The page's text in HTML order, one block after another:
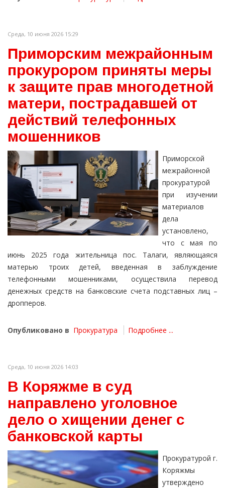
Среда, 10 июня 2026 15:29
Приморским межрайонным
прокурором приняты меры
к защите прав многодетной
матери, пострадавшей от
действий телефонных
мошенников
Приморской
межрайонной
прокуратурой
при изучении
материалов
дела
установлено,
что с мая по
июнь 2025 года жительница пос. Талаги, являющаяся
матерью троих детей, введенная в заблуждение
телефонными мошенниками, осуществила перевод
денежных средств на банковские счета подставных лиц –
дропперов.
Опубликовано в Прокуратура Подробнее ...
Среда, 10 июня 2026 14:03
В Коряжме в суд
направлено уголовное
дело о хищении денег с
банковской карты
Прокуратурой г.
Коряжмы
утверждено